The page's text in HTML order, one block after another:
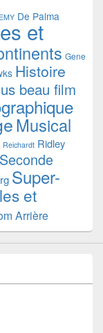
De Palma
et
Gene
Histoire
beau film
Musical
Reichardt Ridley
Seconde
Super-
et
Arrière